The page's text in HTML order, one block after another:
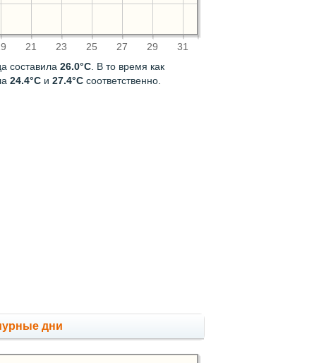
21 23 25 27 29 31
составила 26.0°C. В то время как
24.4°C и 27.4°C соответственно.
дни